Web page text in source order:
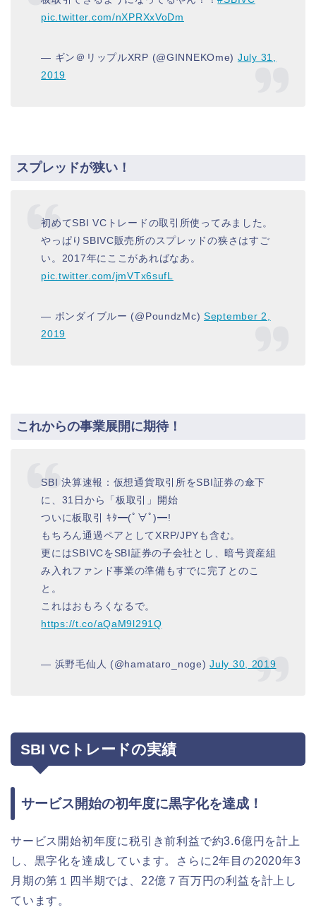
pic.twitter.com/nXPRXxVoDm
— ギン＠リップルXRP (@GINNEKOme) July 31,
2019
スプレッドが狭い！
初めてSBI VCトレードの取引所使ってみました。
やっぱりSBIVC販売所のスプレッドの狭さはすご
い。2017年にここがあればなあ。
pic.twitter.com/jmVTx6sufL
— ボンダイブルー (@PoundzMc)September 2,
2019
これからの事業展開に期待！
SBI 決算速報：仮想通貨取引所をSBI証券の傘下
に、31日から「板取引」開始
ついに板取引 ｷﾀ━(ﾟ∀ﾟ)━!
もちろん通過ペアとしてXRP/JPYも含む。
更にはSBIVCをSBI証券の子会社とし、暗号資産組
み入れファンド事業の準備もすでに完了とのこ
と。
これはおもろくなるで。
https://t.co/aQaM9l291Q
— 浜野毛仙人 (@hamataro_noge)July 30, 2019
SBI VCトレードの実績
サービス開始の初年度に黒字化を達成！
サービス開始初年度に税引き前利益で約3.6億円を計上
し、黒字化を達成しています。さらに2年目の2020年3
月期の第１四半期では、22億７百万円の利益を計上し
ています。